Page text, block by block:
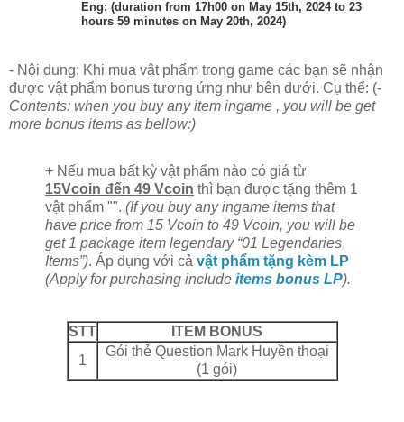
Eng: (duration from 17h00 on May 15th, 2024 to 23
hours 59 minutes on May 20th, 2024)
- Nội dung: Khi mua vật phẩm trong game các bạn sẽ nhận
được vật phẩm bonus tương ứng như bên dưới. Cụ thể: (-
Contents: when you buy any item ingame , you will be get
more bonus items as bellow:)
+ Nếu mua bất kỳ vật phẩm nào có giá từ
15Vcoin đến 49 Vcoin thì bạn được tặng thêm 1
vật phẩm "". (If you buy any ingame items that
have price from 15 Vcoin to 49 Vcoin, you will be
get 1 package item legendary “01 Legendaries
Items”). Áp dụng với cả vật phẩm tặng kèm LP
(Apply for purchasing include items bonus LP).
STT
ITEM BONUS
1
Gói thẻ Question Mark Huyền thoại
(1 gói)